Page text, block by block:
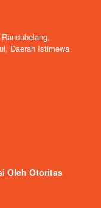
Daerah Istimewa
Oleh Otoritas